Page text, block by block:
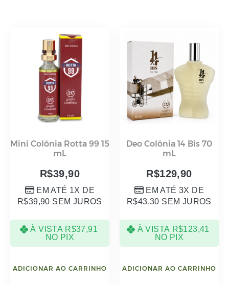
Mini Colônia Rotta 99 15
mL
R$39,90
EM ATÉ 1X DE
R$39,90 SEM JUROS
À VISTA R$37,91
NO PIX
ADICIONAR AO CARRINHO
Deo Colônia 14 Bis 70
mL
R$129,90
EM ATÉ 3X DE
R$43,30 SEM JUROS
À VISTA R$123,41
NO PIX
ADICIONAR AO CARRINHO